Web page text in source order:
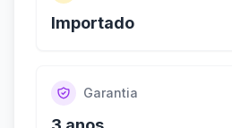
Importado
Garantia